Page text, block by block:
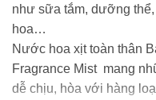
như sữa tắm, dưỡng
hoa…
Nước hoa xịt toàn thân
Fragrance Mist mang
dễ chịu, hòa với hàng